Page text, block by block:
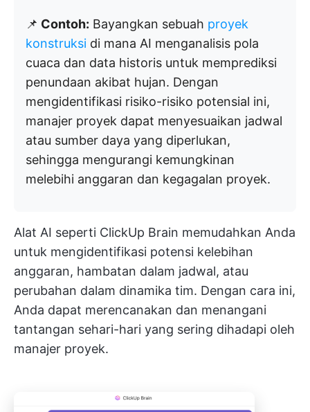
📌 Contoh: Bayangkan sebuah proyek
konstruksi di mana AI menganalisis pola
cuaca dan data historis untuk memprediksi
penundaan akibat hujan. Dengan
mengidentifikasi risiko-risiko potensial ini,
manajer proyek dapat menyesuaikan jadwal
atau sumber daya yang diperlukan,
sehingga mengurangi kemungkinan
melebihi anggaran dan kegagalan proyek.
Alat AI seperti ClickUp Brain memudahkan Anda
untuk mengidentifikasi potensi kelebihan
anggaran, hambatan dalam jadwal, atau
perubahan dalam dinamika tim. Dengan cara ini,
Anda dapat merencanakan dan menangani
tantangan sehari-hari yang sering dihadapi oleh
manajer proyek.